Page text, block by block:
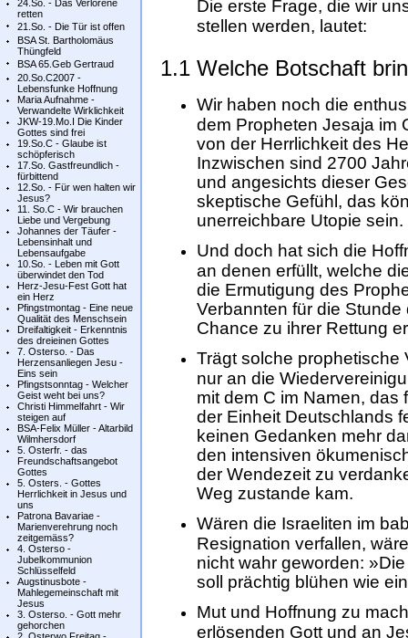
24.So. - Das Verlorene
retten
21.So. - Die Tür ist offen
BSA St. Bartholomäus
Thüngfeld
BSA 65.Geb Gertraud
20.So.C2007 -
Lebensfunke Hoffnung
Maria Aufnahme -
Verwandelte Wirklichkeit
JKW-19.Mo.I Die Kinder
Gottes sind frei
19.So.C - Glaube ist
schöpferisch
17.So. Gastfreundlich -
fürbittend
12.So. - Für wen halten wir
Jesus?
11. So.C - Wir brauchen
Liebe und Vergebung
Johannes der Täufer -
Lebensinhalt und
Lebensaufgabe
10.So. - Leben mit Gott
überwindet den Tod
Herz-Jesu-Fest Gott hat
ein Herz
Pfingstmontag - Eine neue
Qualität des Menschsein
Dreifaltigkeit - Erkenntnis
des dreieinen Gottes
7. Osterso. - Das
Herzensanliegen Jesu -
Eins sein
Pfingstsonntag - Welcher
Geist weht bei uns?
Christi Himmelfahrt - Wir
steigen auf
BSA-Felix Müller - Altarbild
Wilmhersdorf
5. Osterfr. - das
Freundschaftsangebot
Gottes
5. Osters. - Gottes
Herrlichkeit in Jesus und
uns
Patrona Bavariae -
Marienverehrung noch
zeitgemäss?
4. Osterso -
Jubelkommunion
Schlüsselfeld
Augstinusbote -
Mahlegemeinschaft mit
Jesus
3. Osterso. - Gott mehr
gehorchen
Die erste Frage, die wir
stellen werden, lautet:
1.1 Welche Botschaft
Wir haben noch die
dem Propheten Jesaja im
von der Herrlichkeit des
Inzwischen sind 2700
und angesichts dieser
skeptische Gefühl, das
unerreichbare Utopie sein.
Und doch hat sich die
an denen erfüllt, welche
die Ermutigung des
Verbannten für die
Chance zu ihrer Rettung
Trägt solche
nur an die
mit dem C im Namen, das
der Einheit Deutschlands
keinen Gedanken mehr
den intensiven
der Wendezeit zu
Weg zustande kam.
Wären die Israeliten im
Resignation verfallen,
nicht wahr geworden:
soll prächtig blühen wie
Mut und Hoffnung zu
erlösenden Gott und an